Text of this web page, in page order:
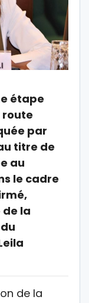
étape
route
par
titre de
au
le cadre
la
de la